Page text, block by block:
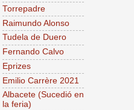
Torrepadre
Raimundo Alonso
Tudela de Duero
Fernando Calvo
Eprizes
Emilio Carrère 2021
Albacete (Sucedió en
la feria)